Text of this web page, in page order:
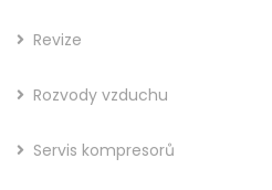
Revize
Rozvody vzduchu
Servis kompresorů